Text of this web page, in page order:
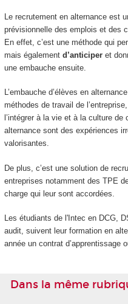
Le recrutement en alternance est
prévisionnelle des emplois et des
En effet, c’est une méthode qui
mais également d’anticiperet
une embauche ensuite.
L’embauche d’élèves en
méthodes de travail de
l’intégrer à la vie et à la culture
alternance sont des expériences
valorisantes.
De plus, c’est une solution de
entreprises notamment des TPE
charge qui leur sont accordées.
Les étudiants de l'Intec en DCG,
audit, suivent leur formation en
année un contrat d’apprentissage
Dans la même